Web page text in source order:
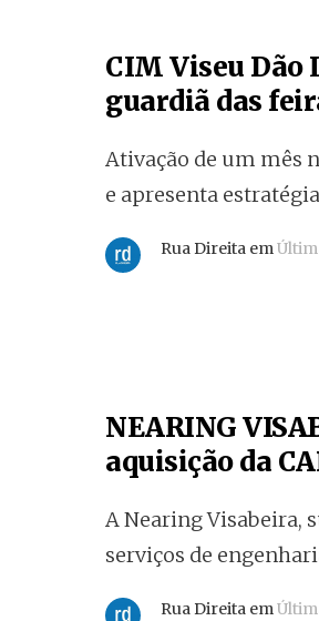
CIM Viseu Dão
guardiã das
Ativação de um mês
e apresenta
Rua Direita em
NEARING
aquisição da
A Nearing Visabeira,
serviços de
Rua Direita em